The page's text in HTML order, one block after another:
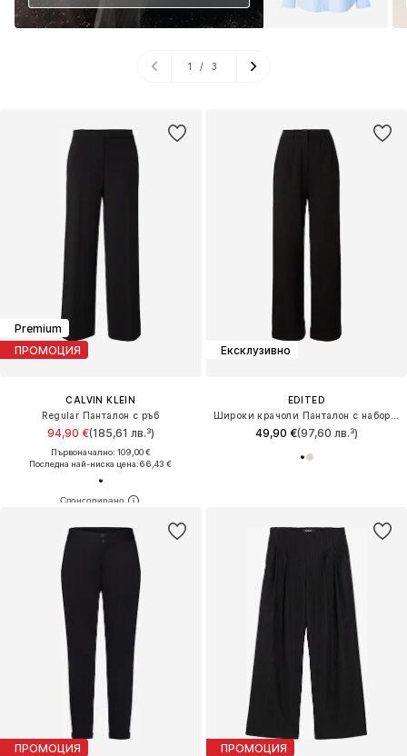
1 / 3
Premium
ПРОМОЦИЯ
CALVIN KLEIN
Regular Панталон с ръб
94,90 €(185,61 лв.³)
Първоначално: 109,00 €
Последна най-ниска цена:66,43 €
Ексклузивно
EDITED
Широки крачоли Панталон с набор 'Sude'
49,90 €(97,60 лв.³)
ПРОМОЦИЯ ПРОМОЦИЯ